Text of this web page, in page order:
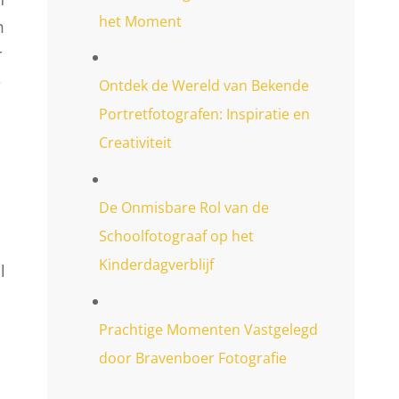
het Moment
Ontdek de Wereld van Bekende
Portretfotografen: Inspiratie en
Creativiteit
De Onmisbare Rol van de
Schoolfotograaf op het
Kinderdagverblijf
Prachtige Momenten Vastgelegd
door Bravenboer Fotografie